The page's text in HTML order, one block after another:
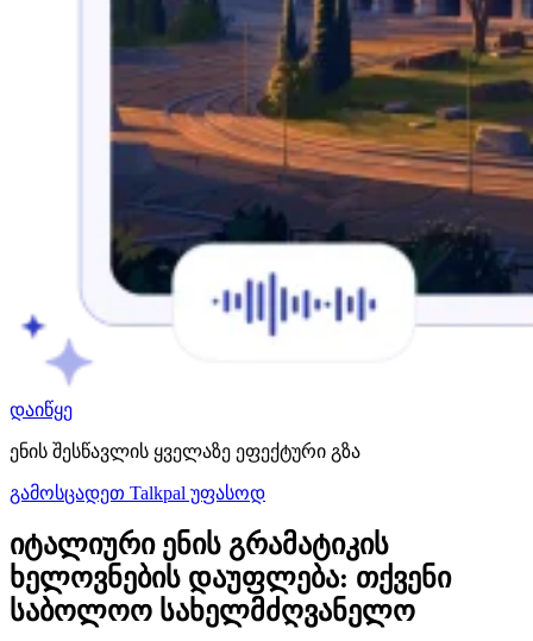
დაიწყე
ენის შესწავლის ყველაზე ეფექტური გზა
გამოსცადეთ Talkpal უფასოდ
იტალიური ენის გრამატიკის
ხელოვნების დაუფლება: თქვენი
საბოლოო სახელმძღვანელო